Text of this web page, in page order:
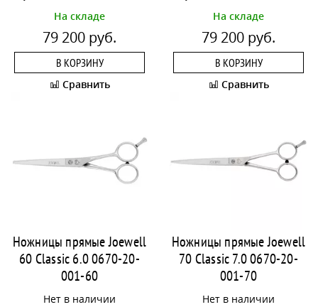
На складе
79 200 руб.
В КОРЗИНУ
Сравнить
На складе
79 200 руб.
В КОРЗИНУ
Сравнить
Ножницы прямые Joewell
60 Classic 6.0 0670-20-
001-60
Нет в наличии
Ножницы прямые Joewell
70 Classic 7.0 0670-20-
001-70
Нет в наличии